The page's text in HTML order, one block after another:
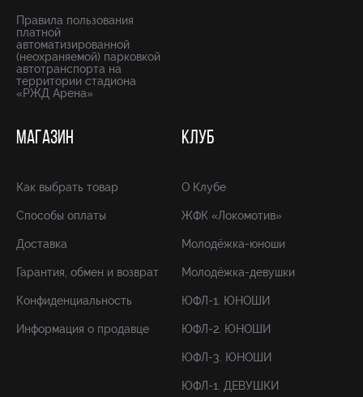
Правила пользования
платной
автоматизированной
(неохраняемой) парковкой
автотранспорта на
территории стадиона
«РЖД Арена»
МАГАЗИН
Как выбрать товар
Способы оплаты
Доставка
Гарантия, обмен и возврат
Конфиденциальность
Информация о продавце
КЛУБ
О Клубе
ЖФК «Локомотив»
Молодёжка-юноши
Молодёжка-девушки
ЮФЛ-1. ЮНОШИ
ЮФЛ-2. ЮНОШИ
ЮФЛ-3. ЮНОШИ
ЮФЛ-1. ДЕВУШКИ